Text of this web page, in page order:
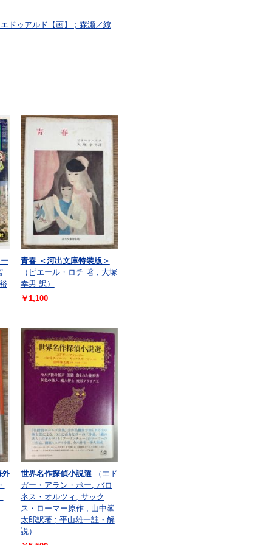
ドゥアルド【画】；森瀬／繚
青春 ＜河出文庫特装版＞
（ピエール・ロチ 著 ; 大塚
幸男 訳）
￥1,100
外
世界名作探偵小説選
（エド
ガー・アラン・ポー, バロ
ネス・オルツィ, サック
ス・ローマー原作 ; 山中峯
太郎訳著 ; 平山雄一註・解
説）